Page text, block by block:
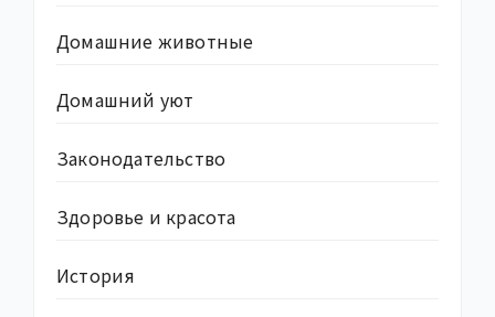
Домашние животные
Домашний уют
Законодательство
Здоровье и красота
История